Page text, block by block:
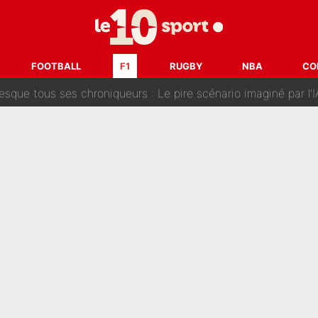
FOOTBALL F1 RUGBY NBA
Le PSG veut frapper fort et prépare un mercato à plus de
Emmanuel Macron a incité le président de la FFF à s’opposer au projet
tous ses chroniqueurs : Le pire scénario imaginé par